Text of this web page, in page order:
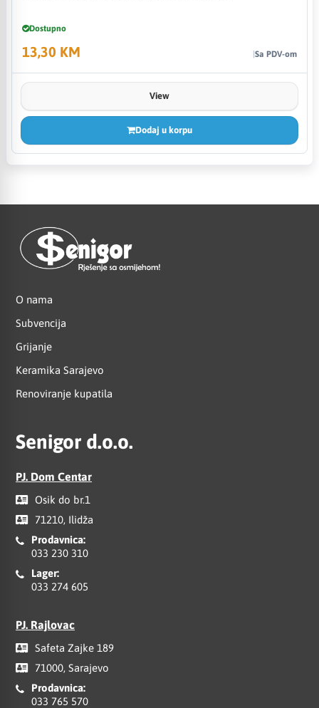
Dostupno
13,30 KM Sa PDV-om
View
Dodaj u korpu
O nama
Subvencija
Grijanje
Keramika Sarajevo
Renoviranje kupatila
Senigor d.o.o.
PJ. Dom Centar
Osik do br.1
71210, Ilidža
Prodavnica:
033 230 310
Lager:
033 274 605
PJ. Rajlovac
Safeta Zajke 189
71000, Sarajevo
Prodavnica:
033 765 570